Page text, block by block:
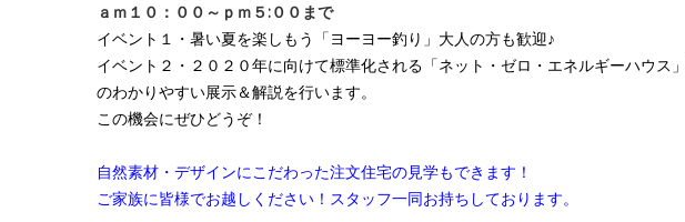
ａｍ１０：００～ｐｍ５:００まで
イベント１・暑い夏を楽しもう「ヨーヨー釣り」大人の方も歓迎♪
イベント２・２０２０年に向けて標準化される「ネット・ゼロ・エネルギーハウス
のわかりやすい展示＆解説を行います。
この機会にぜひどうぞ！
自然素材・デザインにこだわった注文住宅の見学もできます！
ご家族に皆様でお越しください！スタッフ一同お持ちしております。